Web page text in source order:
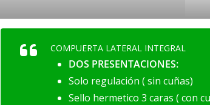
COMPUERTA LATERAL INTEGRAL
DOS PRESENTACIONES:
Solo regulación ( sin cuñas)
Sello hermetico 3 caras ( con